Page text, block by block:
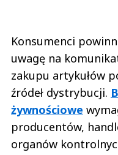
Konsumenci
uwagę na
zakupu artykułów
źródeł dystrybucji.
żywnościowe
producentów,
organów